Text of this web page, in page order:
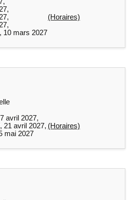
pour les processus
;
des tâches pour mieux en
: utilisation d’un outil de
le cadre de votre projet
– partie 2 (« M »)
Analyser (« A »)
le régler définitivement.
collecte et exploitation
10 mars 2027
(Horaires)
avril 2027,
21 avril 2027,
mai 2027
(Horaires)